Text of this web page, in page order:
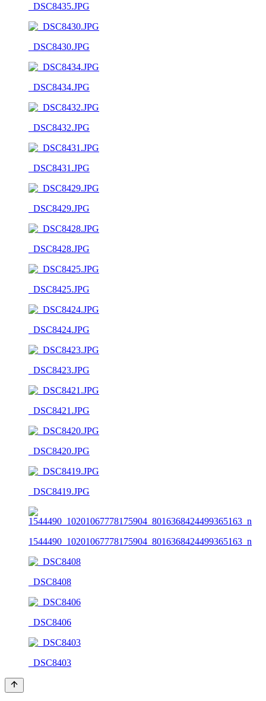
_DSC8435.JPG
_DSC8430.JPG
_DSC8434.JPG
_DSC8432.JPG
_DSC8431.JPG
_DSC8429.JPG
_DSC8428.JPG
_DSC8425.JPG
_DSC8424.JPG
_DSC8423.JPG
_DSC8421.JPG
_DSC8420.JPG
_DSC8419.JPG
1544490_10201067778175904_8016368424499365163_n
_DSC8408
_DSC8406
_DSC8403